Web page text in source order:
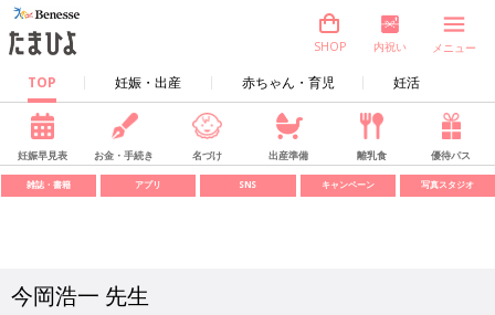
TOP 妊娠・出産 赤ちゃん・育児 妊活
SHOP 内祝い メニュー
妊娠早見表 お金・手続き 名づけ 出産準備 離乳食 優待パス
雑誌・書籍 アプリ SNS キャンペーン 写真スタジオ
今岡浩一 先生